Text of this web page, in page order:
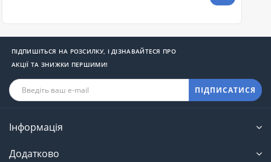
ПІДПИШІТЬСЯ НА РОЗСИЛКУ, І ДІЗНАВАЙТЕСЯ ПРО
АКЦІЇ ТА ЗНИЖКИ ПЕРШИМИ!
ПІДПИСАТИСЯ
Інформація
Додатково